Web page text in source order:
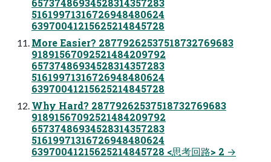
65737486934528314357283
51619971316726948480624
63970041215625214845728
More Easier? 28779262537518732769683
91891567092521484209792
65737486934528314357283
51619971316726948480624
63970041215625214845728
Why Hard? 28779262537518732769683
91891567092521484209792
65737486934528314357283
51619971316726948480624
63970041215625214845728 <思考回路> 2 →